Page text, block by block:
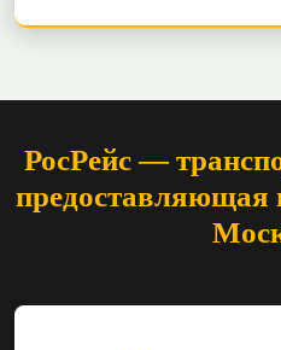
РосРейс —
предоставляющая